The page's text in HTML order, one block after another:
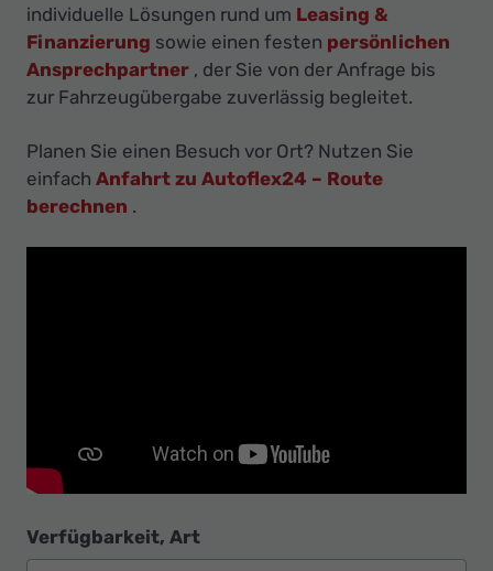
-
Ihr
Innovatives
individuelle Lösungen rund um Leasing &
Finanzierung sowie einen festen persönlichen
Ansprechpartner , der Sie von der Anfrage bis
zur Fahrzeugübergabe zuverlässig begleitet.
Planen Sie einen Besuch vor Ort? Nutzen Sie
einfach Anfahrt zu Autoflex24 – Route
berechnen .
Verfügbarkeit, Art